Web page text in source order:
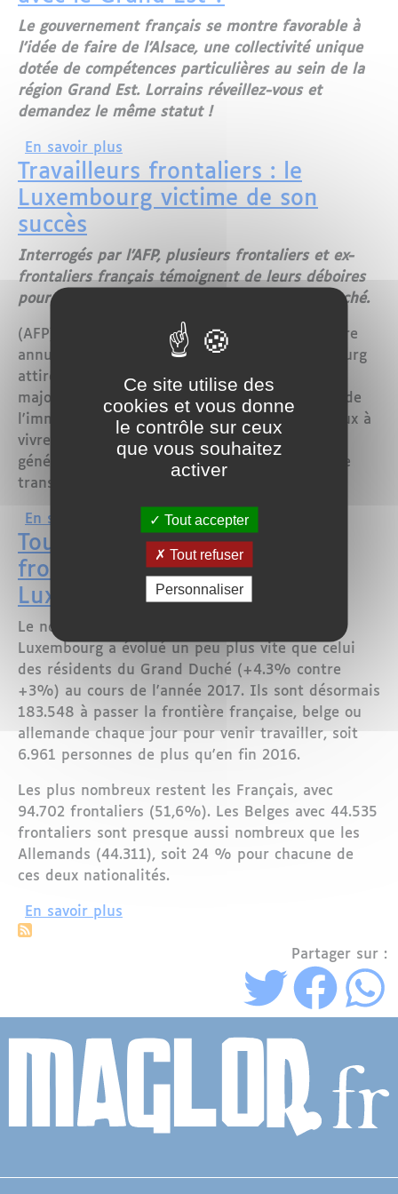
Le gouvernement français se montre favorable à
l'idée de faire de l'Alsace, une collectivité unique
dotée de compétences particulières au sein de la
région Grand Est. Lorrains réveillez-vous et
demandez le même statut !
En savoir plus
Travailleurs frontaliers : le
Luxembourg victime de son
succès
Interrogés par l'AFP, plusieurs frontaliers et ex-
frontaliers français témoignent de leurs déboires
pour venir travailler chaque jour au Grand-Duché.
(AFP) - Avec une économie robuste et un salaire
annuel moyen record dans l'OCDE, le Luxembourg
attire de nombreux travailleurs étrangers,
majoritairement français. Mais les prix élevés de
l'immobilier poussent près d'un salarié sur deux à
vivre hors des frontières du Grand-Duché,
générant une saturation des infrastructures de
transport.
En savoir plus sur Travailleurs frontaliers : le
Toujours de plus en plus de
frontaliers lorrains au
Luxembourg
Le nombre de frontaliers travaillant au
Luxembourg a évolué un peu plus vite que celui
des résidents du Grand Duché (+4.3% contre
+3%) au cours de l'année 2017. Ils sont désormais
183.548 à passer la frontière française, belge ou
allemande chaque jour pour venir travailler, soit
6.961 personnes de plus qu'en fin 2016.
Les plus nombreux restent les Français, avec
94.702 frontaliers (51,6%). Les Belges avec 44.535
frontaliers sont presque aussi nombreux que les
Allemands (44.311), soit 24 % pour chacune de
ces deux nationalités.
En savoir plus
Partager sur :
Ce site utilise des
cookies et vous donne
le contrôle sur ceux
que vous souhaitez
activer
Tout accepter
Tout refuser
Personnaliser